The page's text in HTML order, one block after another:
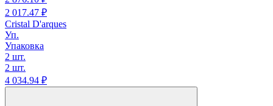
2 017.47 ₽
Cristal D'arques
Уп.
Упаковка
2 шт.
2 шт.
4 034.94 ₽